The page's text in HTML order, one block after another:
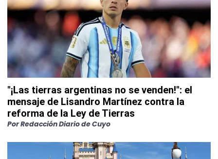
"¡Las tierras argentinas no se venden!": el
mensaje de Lisandro Martínez contra la
reforma de la Ley de Tierras
PorRedacción Diario de Cuyo